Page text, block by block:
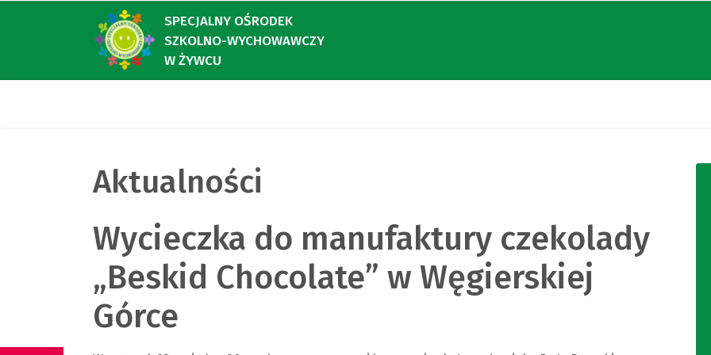
SPECJALNY OŚRODEK
SZKOLNO-WYCHOWAWCZY
W ŻYWCU
Aktualności
Wycieczka do manufaktury czekolady
„Beskid Chocolate” w Węgierskiej
Górce